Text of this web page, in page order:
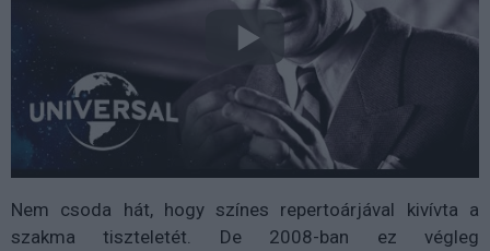
Nem csoda hát, hogy színes repertoárjával kivívta a
szakma tiszteletét. De 2008-ban ez végleg